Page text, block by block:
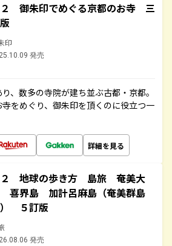
御朱印でめぐる京都のお寺 三
印
発売
、数多の寺院が建ち並ぶ古都・京都。
をめぐり、御朱印を頂くのに役立つ一
詳細を見る
２ 地球の歩き方 島旅 奄美大
喜界島 加計呂麻島（奄美群島
） ５訂版
発売